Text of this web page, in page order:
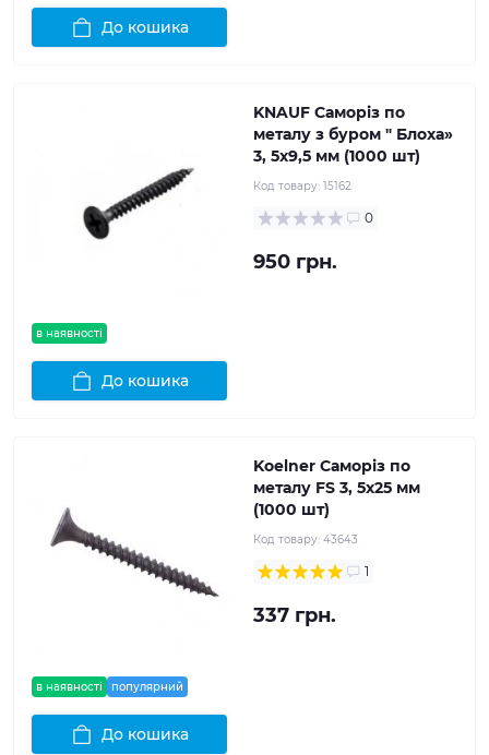
До кошика
в наявності
KNAUF Саморіз по
металу з буром " Блоха»
3, 5x9,5 мм (1000 шт)
Код товару: 15162
0
950 грн.
До кошика
в наявності популярний
Koelner Саморіз по
металу FS 3, 5x25 мм
(1000 шт)
Код товару: 43643
1
337 грн.
До кошика